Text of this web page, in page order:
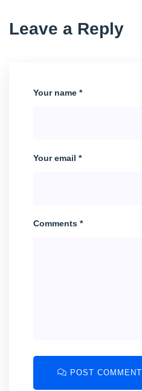
Leave a Reply
Your name *
Your email *
Comments *
POST COMMENT